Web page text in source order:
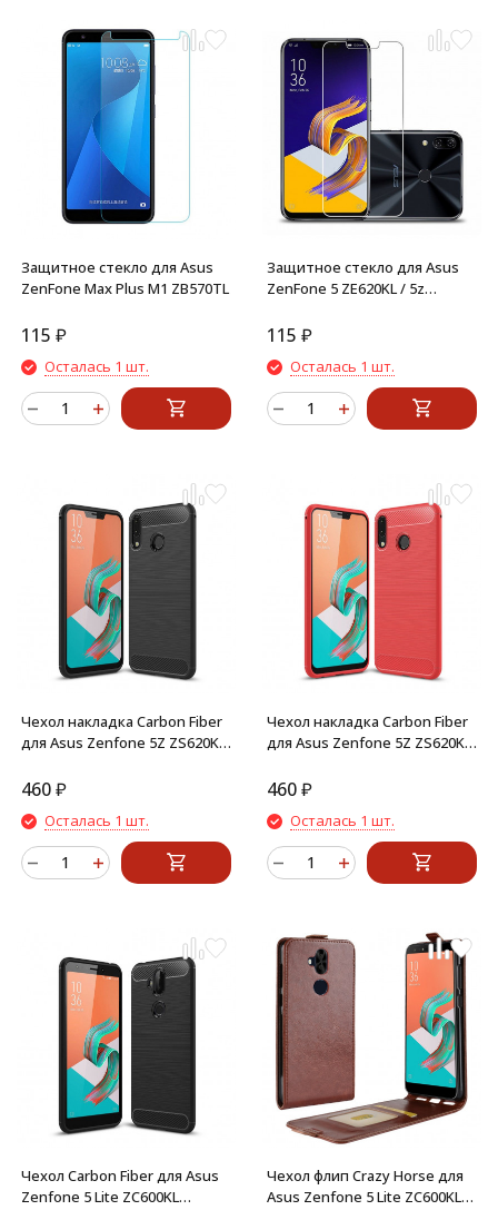
Защитное стекло для Asus
ZenFone Max Plus M1 ZB570TL
115 ₽
Осталась 1 шт.
Защитное стекло для Asus
ZenFone 5 ZE620KL / 5z
115 ₽
Осталась 1 шт.
Чехол накладка Carbon Fiber
для Asus Zenfone 5Z ZS620KL
460₽
Осталась 1 шт.
Чехол накладка Carbon Fiber
для Asus Zenfone 5Z ZS620KL
460₽
Осталась 1 шт.
Чехол Carbon Fiber для Asus
Zenfone 5 Lite ZC600KL
Чехол флип Crazy Horse для
Asus Zenfone 5 Lite ZC600KL